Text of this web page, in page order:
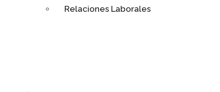
Relaciones Laborales